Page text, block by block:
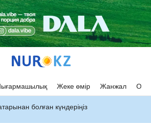
Жеке өмір Жанжал
болған күндеріңіз